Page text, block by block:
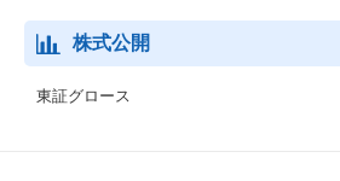
株式公開
東証グロース